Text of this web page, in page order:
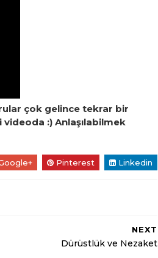
çok gelince tekrar bir
videoda :) Anlaşılabilmek
Pinterest Linkedin
NEXT
Dürüstlük ve Nezaket